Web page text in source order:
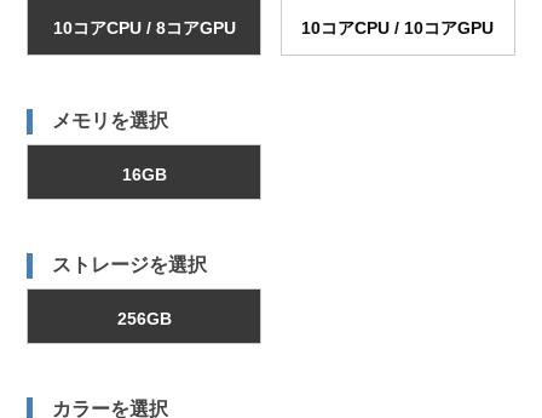
10コアCPU / 8コアGPU 10コアCPU / 10コアGPU
メモリを選択
16GB
ストレージを選択
256GB
カラーを選択